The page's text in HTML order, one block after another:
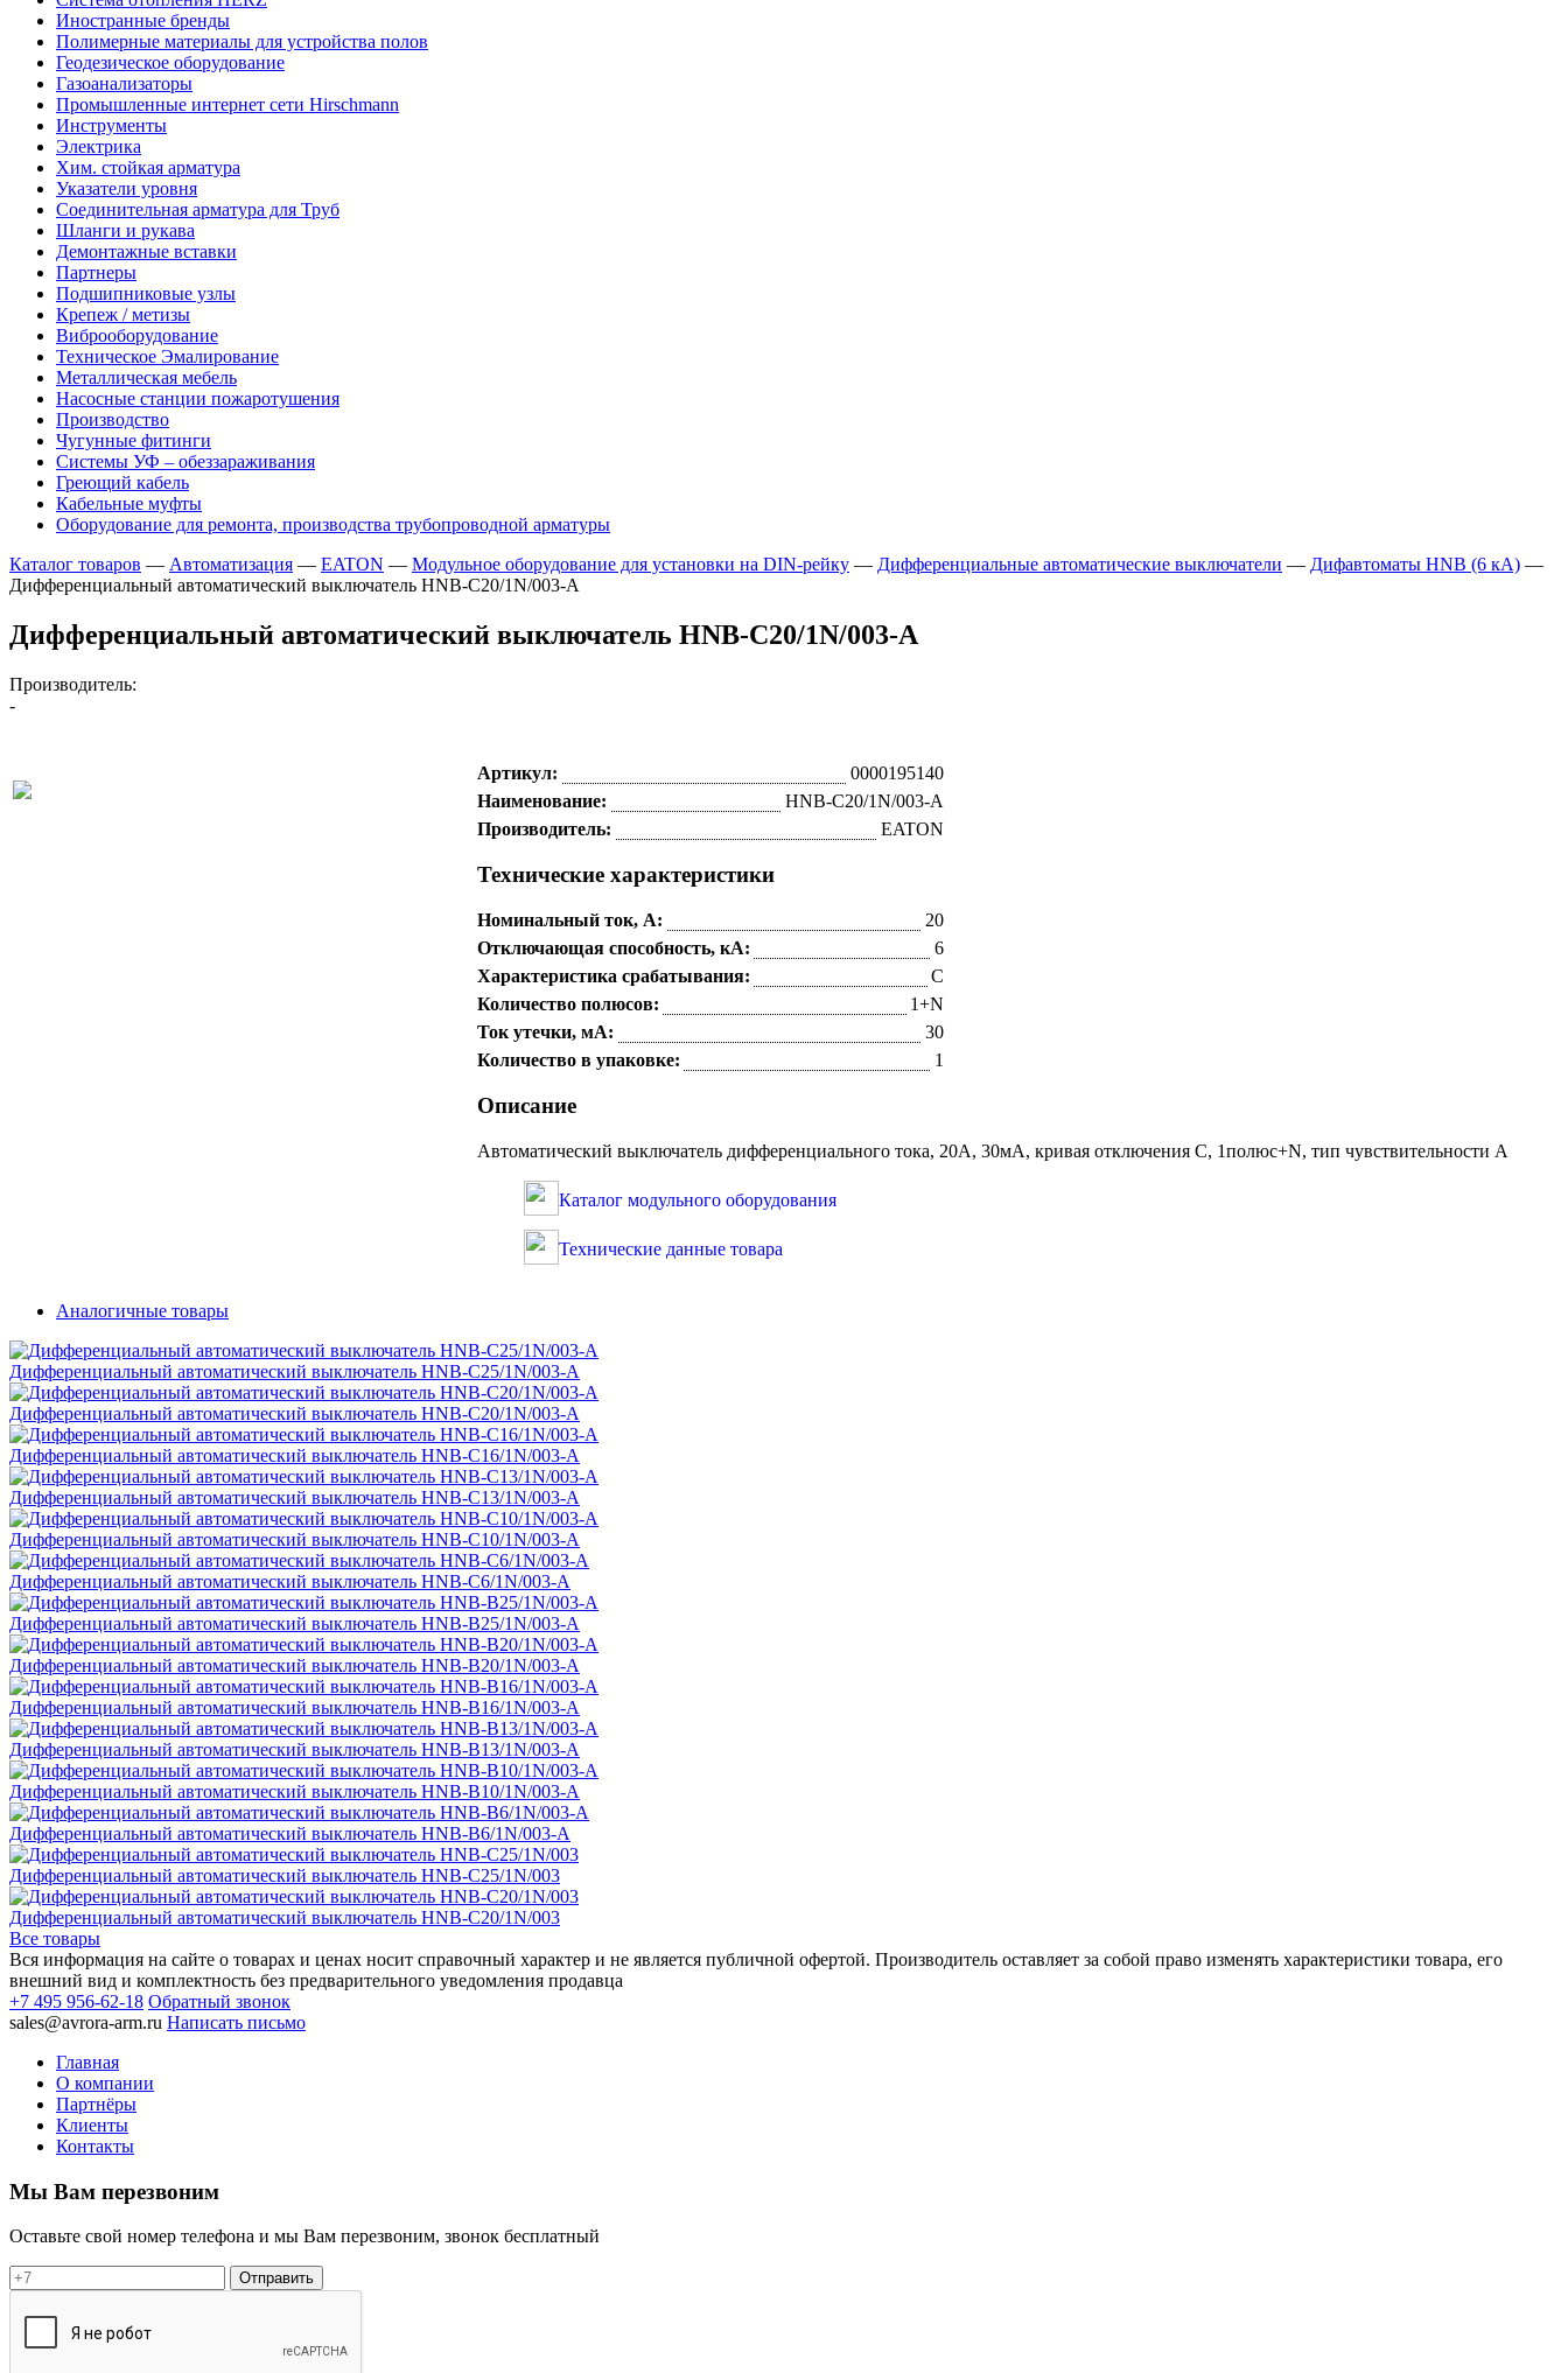
Иностранные бренды
Полимерные материалы для устройства полов
Геодезическое оборудование
Газоанализаторы
Промышленные интернет сети Hirschmann
Инструменты
Электрика
Хим. стойкая арматура
Указатели уровня
Соединительная арматура для Труб
Шланги и рукава
Демонтажные вставки
Партнеры
Подшипниковые узлы
Крепеж / метизы
Виброоборудование
Техническое Эмалирование
Металлическая мебель
Насосные станции пожаротушения
Производство
Чугунные фитинги
Системы УФ – обеззараживания
Греющий кабель
Кабельные муфты
Оборудование для ремонта, производства трубопроводной арматуры
Каталог товаров — Автоматизация — EATON — Модульное оборудование для установки на DIN-рейку — Дифференциальные автоматические выключатели — Дифавтоматы HNB (6 кА) —
Дифференциальный автоматический выключатель HNB-C20/1N/003-A
Дифференциальный автоматический выключатель HNB-C20/1N/003-A
Производитель:
-
Артикул:
0000195140
Наименование:
HNB-C20/1N/003-A
Производитель:
EATON
Технические характеристики
Номинальный ток, А:
20
Отключающая способность, кА:
6
Характеристика срабатывания:
C
Количество полюсов:
1+N
Ток утечки, мА:
30
Количество в упаковке:
1
Описание
Автоматический выключатель дифференциального тока, 20A, 30мА, кривая отключения C, 1полюс+N, тип чувствительности A
Каталог модульного оборудования
Технические данные товара
Аналогичные товары
Дифференциальный автоматический выключатель HNB-C25/1N/003-A
Дифференциальный автоматический выключатель HNB-C20/1N/003-A
Дифференциальный автоматический выключатель HNB-C16/1N/003-A
Дифференциальный автоматический выключатель HNB-C13/1N/003-A
Дифференциальный автоматический выключатель HNB-C10/1N/003-A
Дифференциальный автоматический выключатель HNB-C6/1N/003-A
Дифференциальный автоматический выключатель HNB-B25/1N/003-A
Дифференциальный автоматический выключатель HNB-B20/1N/003-A
Дифференциальный автоматический выключатель HNB-B16/1N/003-A
Дифференциальный автоматический выключатель HNB-B13/1N/003-A
Дифференциальный автоматический выключатель HNB-B10/1N/003-A
Дифференциальный автоматический выключатель HNB-B6/1N/003-A
Дифференциальный автоматический выключатель HNB-C25/1N/003
Дифференциальный автоматический выключатель HNB-C20/1N/003
Все товары
Вся информация на сайте о товарах и ценах носит справочный характер и не является публичной офертой. Производитель оставляет за собой право изменять характеристики товара, его
внешний вид и комплектность без предварительного уведомления продавца
+7 495 956-62-18 Обратный звонок
sales@avrora-arm.ru Написать письмо
Главная
О компании
Партнёры
Клиенты
Контакты
Мы Вам перезвоним
Оставьте свой номер телефона и мы Вам перезвоним, звонок бесплатный
Отправить